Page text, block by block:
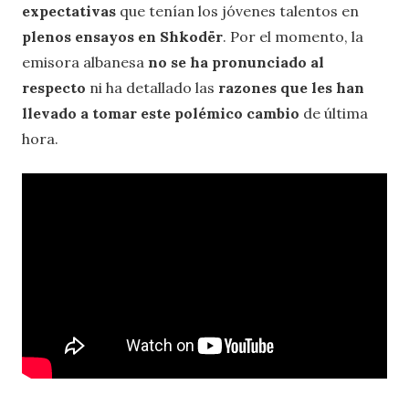
expectativas que tenían los jóvenes talentos en
plenos ensayos en Shkodër. Por el momento, la
emisora albanesa no se ha pronunciado al
respecto ni ha detallado las razones que les han
llevado a tomar este polémico cambio de última
hora.